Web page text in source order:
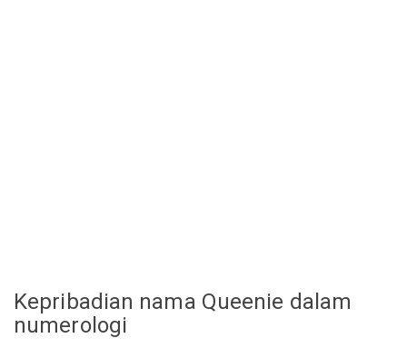
Kepribadian nama Queenie dalam
numerologi